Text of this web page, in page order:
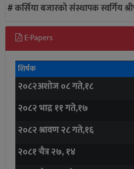
#कर्सिया बजारको संस्थापक स्वर्गिय
E-Papers
शिर्षक
२०८२अशोज ०८ गते,१८
२०८२ भाद्र ११ गते,१७
२०८२ श्रावण २८ गते,१६
२०८१ चैत्र २७, १४